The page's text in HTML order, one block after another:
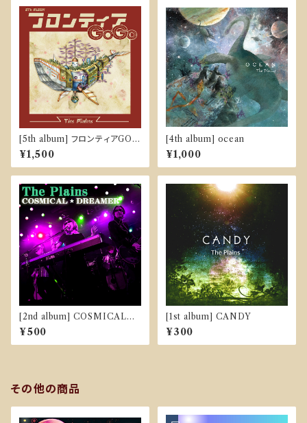
[5th album] フロンティアGO
GO
¥1,500
[4th album] ocean
¥1,000
[2nd album] COSMICAL☆
DREAMER
¥500
[1st album] CANDY
¥300
その他の商品